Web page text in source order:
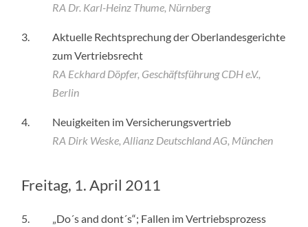
RA Dr. Karl-Heinz Thume, Nürnberg
3.
Aktuelle Rechtsprechung der Oberlandesgerichte
zum Vertriebsrecht
RA Eckhard Döpfer, Geschäftsführung CDH e.V.,
Berlin
4.
Neuigkeiten im Versicherungsvertrieb
RA Dirk Weske, Allianz Deutschland AG, München
Freitag, 1. April 2011
5.
„Do´s and dont´s“; Fallen im Vertriebsprozess